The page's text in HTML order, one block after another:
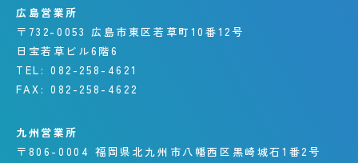
広島営業所
〒732-0053 広島市東区若草町10番12号
日宝若草ビル6階6
TEL: 082-258-4621
FAX: 082-258-4622
九州営業所
〒806-0004 福岡県北九州市八幡西区 黒崎城石1番2号